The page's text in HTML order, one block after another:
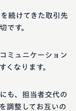
も、担当者交代の
調整してお互いの
ミュニケーション
くなります。
続けてきた取引先
です。